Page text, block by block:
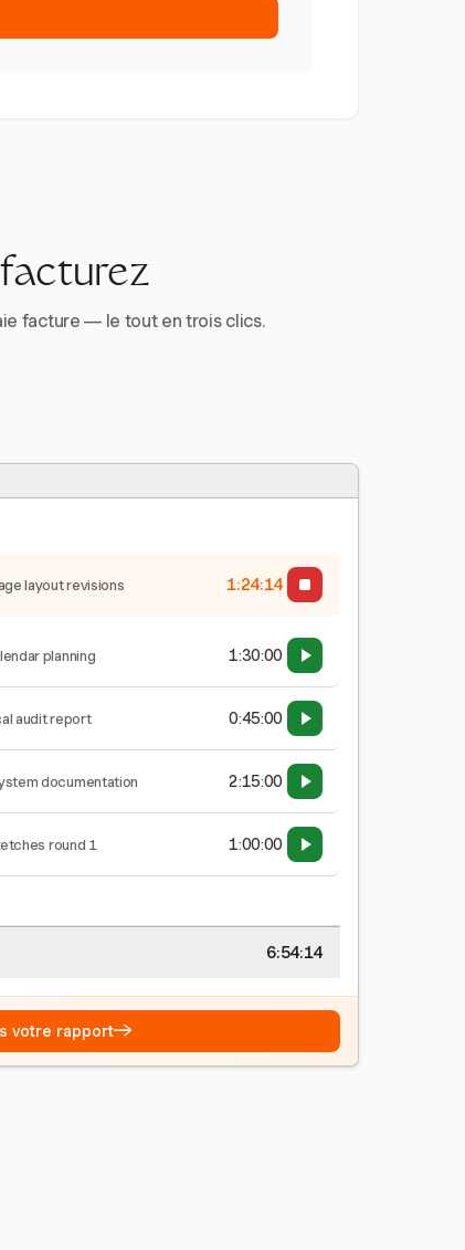
facture — le tout en trois clics.
layout revisions 1:24:15
planning 1:30:00
audit report 0:45:00
documentation 2:15:00
round 1 1:00:00
6:54:15
votre rapport→